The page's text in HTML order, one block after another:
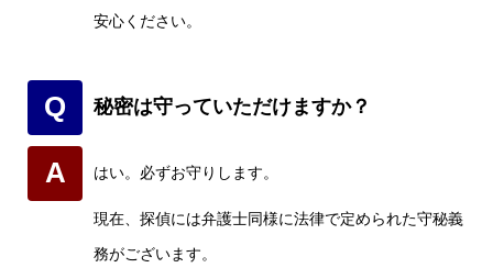
安心ください。
Q 秘密は守っていただけますか？
A はい。必ずお守りします。
現在、探偵には弁護士同様に法律で定められた守秘義
務がございます。